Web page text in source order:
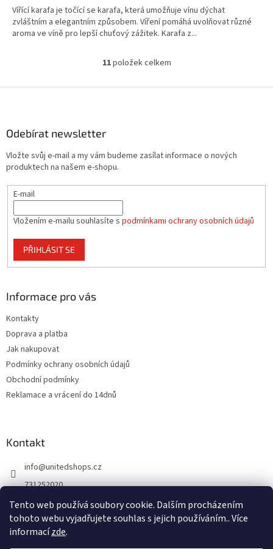
Tento web používá soubory cookie. Dalším procházením
tohoto webu vyjadřujete souhlas s jejich používáním.. Více
informacízde.
Vířící karafa je točící se karafa, která umožňuje vínu dýchat
zvláštním a elegantním způsobem. Víření pomáhá uvolňovat různé
aroma ve víně pro lepší chuťový zážitek. Karafa z...
O
l
p
v
v
s
11položek celkem
Odebírat newsletter
Vložte svůj e-mail a my vám budeme zasílat informace o nových
produktech na našem e-shopu.
E-mail
Vložením e-mailu souhlasíte s podmínkami ochrany osobních údajů
PŘIHLÁSIT SE
Informace pro vás
Kontakty
Doprava a platba
Jak nakupovat
Podmínky ochrany osobních údajů
Obchodní podmínky
Reklamace a vrácení do 14dnů
Kontakt
info@unitedshops.cz
731252020
https://www.fb.com/UnitedShops
UnitedShops